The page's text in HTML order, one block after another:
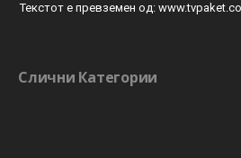
Текстот е превземен од:
Слични Категории